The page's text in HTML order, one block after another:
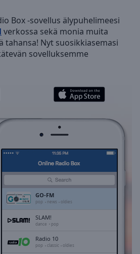
Box -sovellus älypuhelimeesi
verkossa sekä monia muita
tahansa! Nyt suosikkiasemasi
sovelluksemme
GO-FM
pop news oldies
SLAM!
dance pop
Radio 10
pop classic oldies